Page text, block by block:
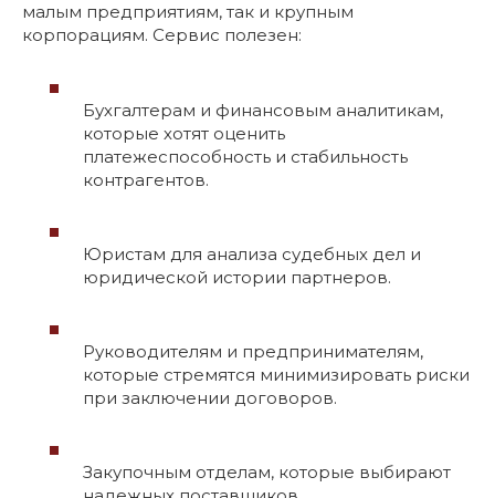
малым предприятиям, так и крупным
корпорациям. Сервис полезен:
Бухгалтерам и финансовым аналитикам,
которые хотят оценить
платежеспособность и стабильность
контрагентов.
Юристам для анализа судебных дел и
юридической истории партнеров.
Руководителям и предпринимателям,
которые стремятся минимизировать риски
при заключении договоров.
Закупочным отделам, которые выбирают